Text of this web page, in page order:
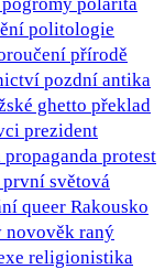
politologie
přírodě
pozdní antika
ghetto překlad
prezident
propaganda protest
první světová
queer Rakousko
novověk raný
religionistika